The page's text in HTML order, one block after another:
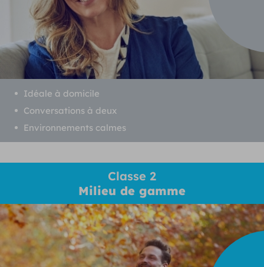
Idéale à domicile
Conversations à deux
Environnements calmes
Classe 2
Milieu de gamme